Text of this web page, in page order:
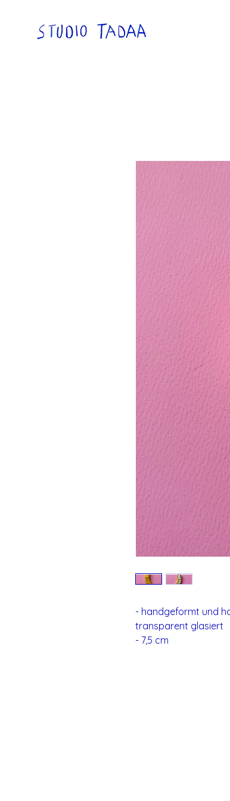
- handgeformt und
transparent glasiert
- 7,5 cm